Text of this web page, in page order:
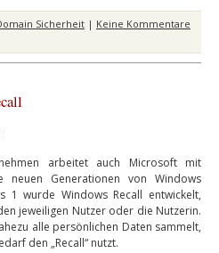
Sicherheit | Keine Kommentare
arbeitet auch Microsoft mit
Generationen von Windows
1 wurde Windows Recall entwickelt,
jeweiligen Nutzer oder die Nutzerin.
alle persönlichen Daten sammelt,
den „Recall“ nutzt.